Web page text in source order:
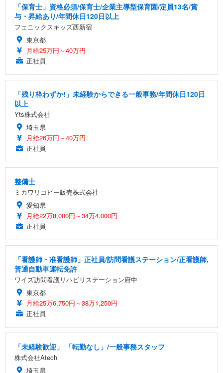
「保育士」資格必須/保育士/企業主導型保育園/定員13名/賞
与・昇給あり/年間休日120日以上
フェニックスキッズ西新宿
東京都
月給25万円～40万円
正社員
「残り枠わずか!」未経験からできる一般事務/年間休日120日
以上
Yts株式会社
埼玉県
月給26万円～40万円
正社員
整備士
ミカワリコピー販売株式会社
愛知県
月給22万8,000円～34万4,000円
正社員
「看護師・准看護師」正社員/訪問看護ステーション/正看護師,
普通自動車運転免許
ワイズ訪問看護リハビリステーション府中
東京都
月給25万6,750円～38万1,250円
正社員
「未経験歓迎」 「転勤なし」/一般事務スタッフ
株式会社Atech
埼玉県